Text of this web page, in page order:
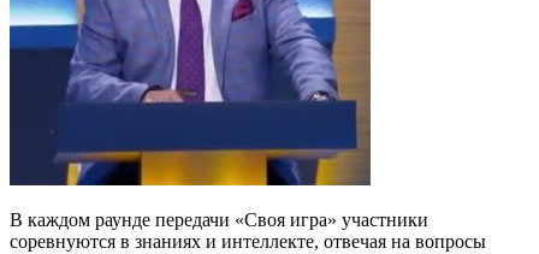
В каждом раунде передачи «Своя игра» участники
соревнуются в знаниях и интеллекте, отвечая на вопросы